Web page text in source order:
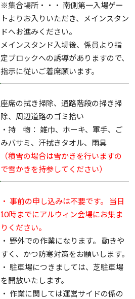
※集合場所・・・ 南側第一入場ゲー
トよりお入りいただき、メインスタン
ドへお進みください。
メインスタンド入場後、係員より指
定ブロックへの誘導がありますので、
指示に従いご着席願います。
座席の拭き掃除、通路階段の掃き掃
除、周辺道路のゴミ拾い
・持 物： 雑巾、ホーキ、軍手、ご
みバサミ、汗拭きタオル、雨具
（積雪の場合は雪かきを行いますの
で雪かきを持参してください）
・ 事前の申し込みは不要です。 当日
10時までにアルウィン会場にお集ま
りください。
・ 野外での作業になります。 動きや
すく、かつ防寒対策をお願いします。
・ 駐車場につきましては、芝駐車場
を開放いたします。
・ 作業に関しては運営サイドの係の